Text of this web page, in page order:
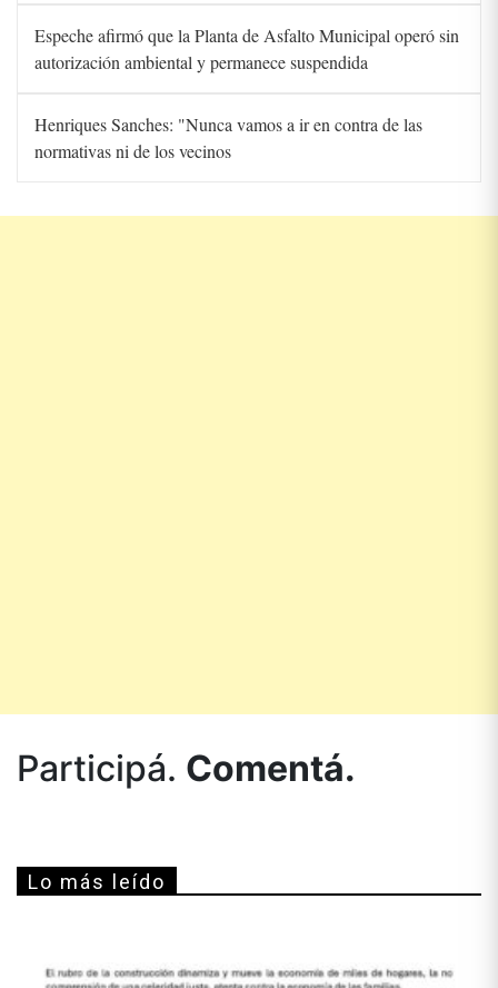
Espeche afirmó que la Planta de Asfalto Municipal operó sin
autorización ambiental y permanece suspendida
Henriques Sanches: "Nunca vamos a ir en contra de las
normativas ni de los vecinos
Participá. Comentá.
Lo más leído